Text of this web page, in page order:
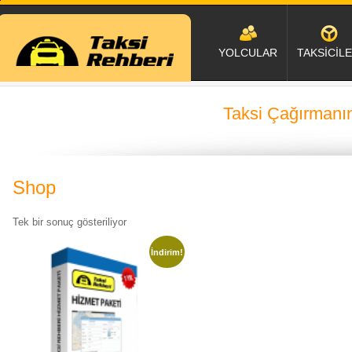
YOLCULAR
Taksi
Shop
Tek bir sonuç gösteriliyor
İndirim!